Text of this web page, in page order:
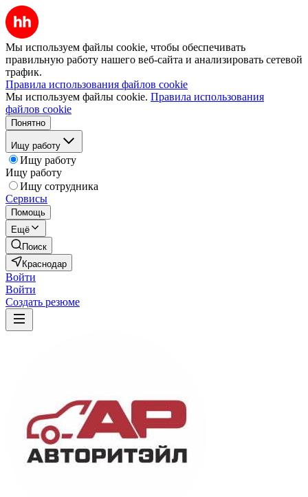
Мы используем файлы cookie, чтобы обеспечивать
правильную работу нашего веб-сайта и анализировать сетевой
трафик.
Правила использования файлов cookie
Мы используем файлы cookie. Правила использования
файлов cookie
Понятно
Ищу работу
Ищу работу
Ищу работу
Ищу сотрудника
Сервисы
Помощь
Ещё
Поиск
Краснодар
Войти
Войти
Создать резюме